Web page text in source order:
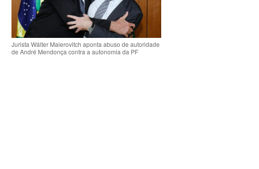
Jurista Wálter Maierovitch aponta abuso de autoridade
de André Mendonça contra a autonomia da PF